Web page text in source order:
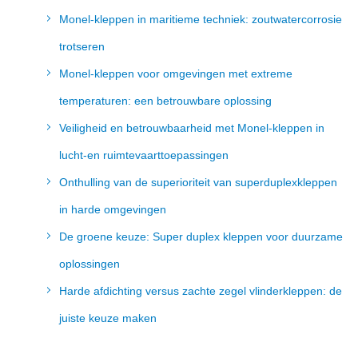
Monel-kleppen in maritieme techniek: zoutwatercorrosie
trotseren
Monel-kleppen voor omgevingen met extreme
temperaturen: een betrouwbare oplossing
Veiligheid en betrouwbaarheid met Monel-kleppen in
lucht-en ruimtevaarttoepassingen
Onthulling van de superioriteit van superduplexkleppen
in harde omgevingen
De groene keuze: Super duplex kleppen voor duurzame
oplossingen
Harde afdichting versus zachte zegel vlinderkleppen: de
juiste keuze maken